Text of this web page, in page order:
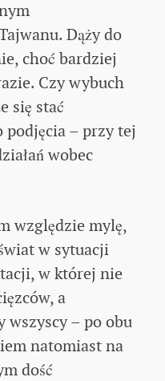
Dąży do
choć bardziej
Czy wybuch
się stać
podjęcia – przy tej
wobec
względzie mylę,
w sytuacji
w której nie
a
wszyscy – po obu
natomiast na
dość